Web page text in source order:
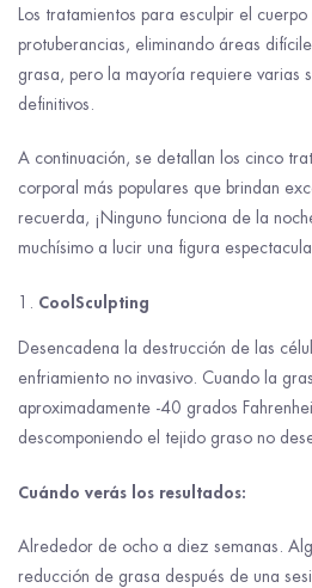
Los tratamientos para esculpir el
protuberancias, eliminando áreas
grasa, pero la mayoría requiere varias
definitivos.
A continuación, se detallan los cinco
corporal más populares que brindan
recuerda, ¡Ninguno funciona de la
muchísimo a lucir una figura
CoolSculpting
Desencadena la destrucción de las
enfriamiento no invasivo. Cuando la
aproximadamente -40 grados
descomponiendo el tejido graso no
Cuándo verás los resultados:
Alrededor de ocho a diez semanas.
reducción de grasa después de una